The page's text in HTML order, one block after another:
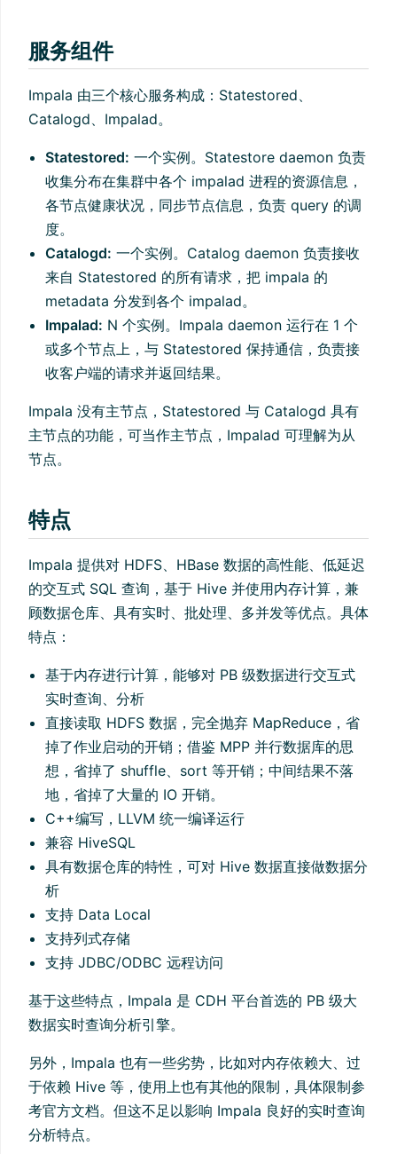
服务组件
Impala 由三个核心服务构成：Statestored、
Catalogd、Impalad。
Statestored: 一个实例。Statestore daemon 负责
收集分布在集群中各个 impalad 进程的资源信息，
各节点健康状况，同步节点信息，负责 query 的调
度。
Catalogd: 一个实例。Catalog daemon 负责接收
来自 Statestored 的所有请求，把 impala 的
metadata 分发到各个 impalad。
Impalad: N 个实例。Impala daemon 运行在 1 个
或多个节点上，与 Statestored 保持通信，负责接
收客户端的请求并返回结果。
Impala 没有主节点，Statestored 与 Catalogd 具有
主节点的功能，可当作主节点，Impalad 可理解为从
节点。
特点
Impala 提供对 HDFS、HBase 数据的高性能、低延迟
的交互式 SQL 查询，基于 Hive 并使用内存计算，兼
顾数据仓库、具有实时、批处理、多并发等优点。具体
特点：
基于内存进行计算，能够对 PB 级数据进行交互式
实时查询、分析
直接读取 HDFS 数据，完全抛弃 MapReduce，省
掉了作业启动的开销；借鉴 MPP 并行数据库的思
想，省掉了 shuffle、sort 等开销；中间结果不落
地，省掉了大量的 IO 开销。
C++编写，LLVM 统一编译运行
兼容 HiveSQL
具有数据仓库的特性，可对 Hive 数据直接做数据分
析
支持 Data Local
支持列式存储
支持 JDBC/ODBC 远程访问
基于这些特点，Impala 是 CDH 平台首选的 PB 级大
数据实时查询分析引擎。
另外，Impala 也有一些劣势，比如对内存依赖大、过
于依赖 Hive 等，使用上也有其他的限制，具体限制参
考官方文档。但这不足以影响 Impala 良好的实时查询
分析特点。